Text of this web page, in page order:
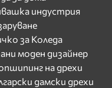
индустрия
за Коледа
моден дизайнер
на дрехи
дамски дрехи